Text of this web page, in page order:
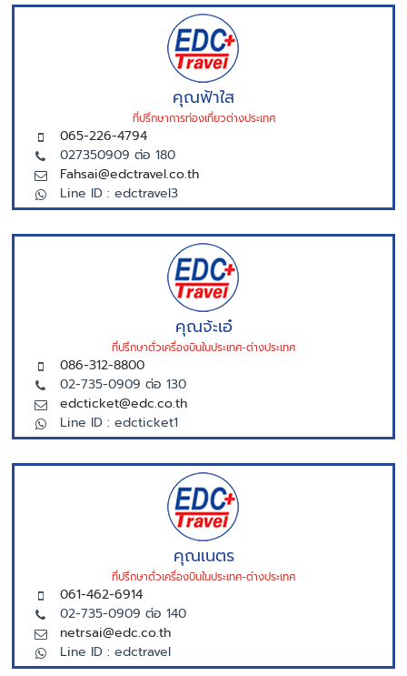
คุณฟ้าใส
ที่ปรึกษาการท่องเที่ยวต่างประเทศ
065-226-4794
027350909 ต่อ 180
Fahsai@edctravel.co.th
Line ID : edctravel3
คุณจ้ะเอ๋
ที่ปรึกษาตั่วเครื่องบินในประเทศ-ต่างประเทศ
086-312-8800
02-735-0909 ต่อ 130
edcticket@edc.co.th
Line ID : edcticket1
คุณเนตร
ที่ปรึกษาตั่วเครื่องบินในประเทศ-ต่างประเทศ
061-462-6914
02-735-0909 ต่อ 140
netrsai@edc.co.th
Line ID : edctravel